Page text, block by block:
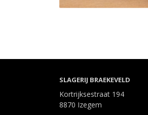
SLAGERIJ BRAEKEVELD
Kortrijksestraat 194
8870 Izegem